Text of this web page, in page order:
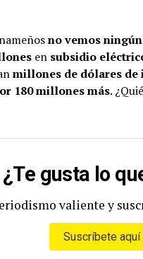
no vemos
en subsidio
millones de dólares
180 millones más.
¿Te gusta lo
valiente y
Suscríbete aquí